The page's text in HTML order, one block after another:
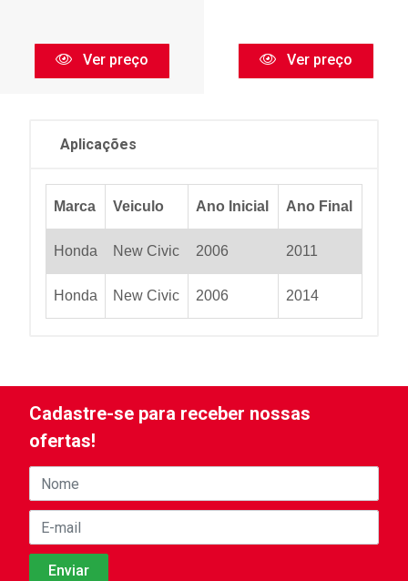
Ver preço Ver preço
Aplicações
Marca Veiculo Ano Inicial Ano Final
Honda New Civic 2006 2011
Honda New Civic 2006 2014
Cadastre-se para receber nossas
ofertas!